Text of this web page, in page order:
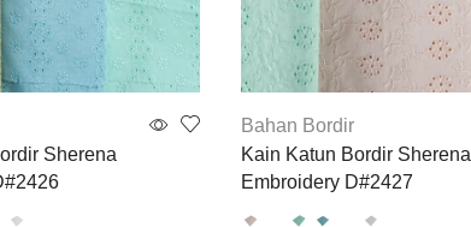
Sherena
Bahan Bordir
Kain Katun Bordir Sherena
Embroidery D#2427